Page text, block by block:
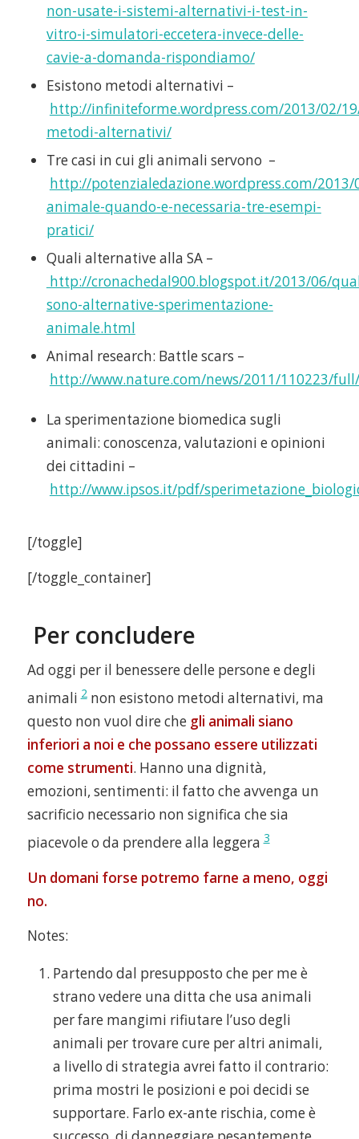
non-usate-i-sistemi-alternativi-i-test-in-
vitro-i-simulatori-eccetera-invece-delle-
cavie-a-domanda-rispondiamo/
Esistono metodi alternativi –
http://infiniteforme.wordpress.com/2013/02/
metodi-alternativi/
Tre casi in cui gli animali servono –
http://potenzialedazione.wordpress.com/
animale-quando-e-necessaria-tre-esempi-
pratici/
Quali alternative alla SA –
http://cronachedal900.blogspot.it/2013/06/
sono-alternative-sperimentazione-
animale.html
Animal research: Battle scars –
http://www.nature.com/news/2011/110223/
La sperimentazione biomedica sugli
animali: conoscenza, valutazioni e opinioni
dei cittadini –
http://www.ipsos.it/pdf/
[/toggle]
[/toggle_container]
Per concludere
Ad oggi per il benessere delle persone e degli
animali2non esistono metodi alternativi, ma
questo non vuol dire che gli animali siano
inferiori a noi e che possano essere utilizzati
come strumenti. Hanno una dignità,
emozioni, sentimenti: il fatto che avvenga un
sacrificio necessario non significa che sia
piacevole o da prendere alla leggera3
Un domani forse potremo farne a meno, oggi
no.
Notes:
Partendo dal presupposto che per me è
strano vedere una ditta che usa animali
per fare mangimi rifiutare l’uso degli
animali per trovare cure per altri animali,
a livello di strategia avrei fatto il contrario:
prima mostri le posizioni e poi decidi se
supportare. Farlo ex-ante rischia, come è